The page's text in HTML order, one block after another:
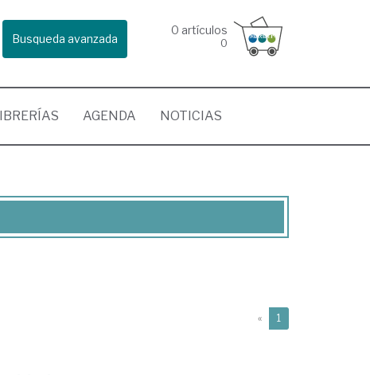
Busqueda avanzada
0 artículos
0
AGENDA NOTICIAS
« 1